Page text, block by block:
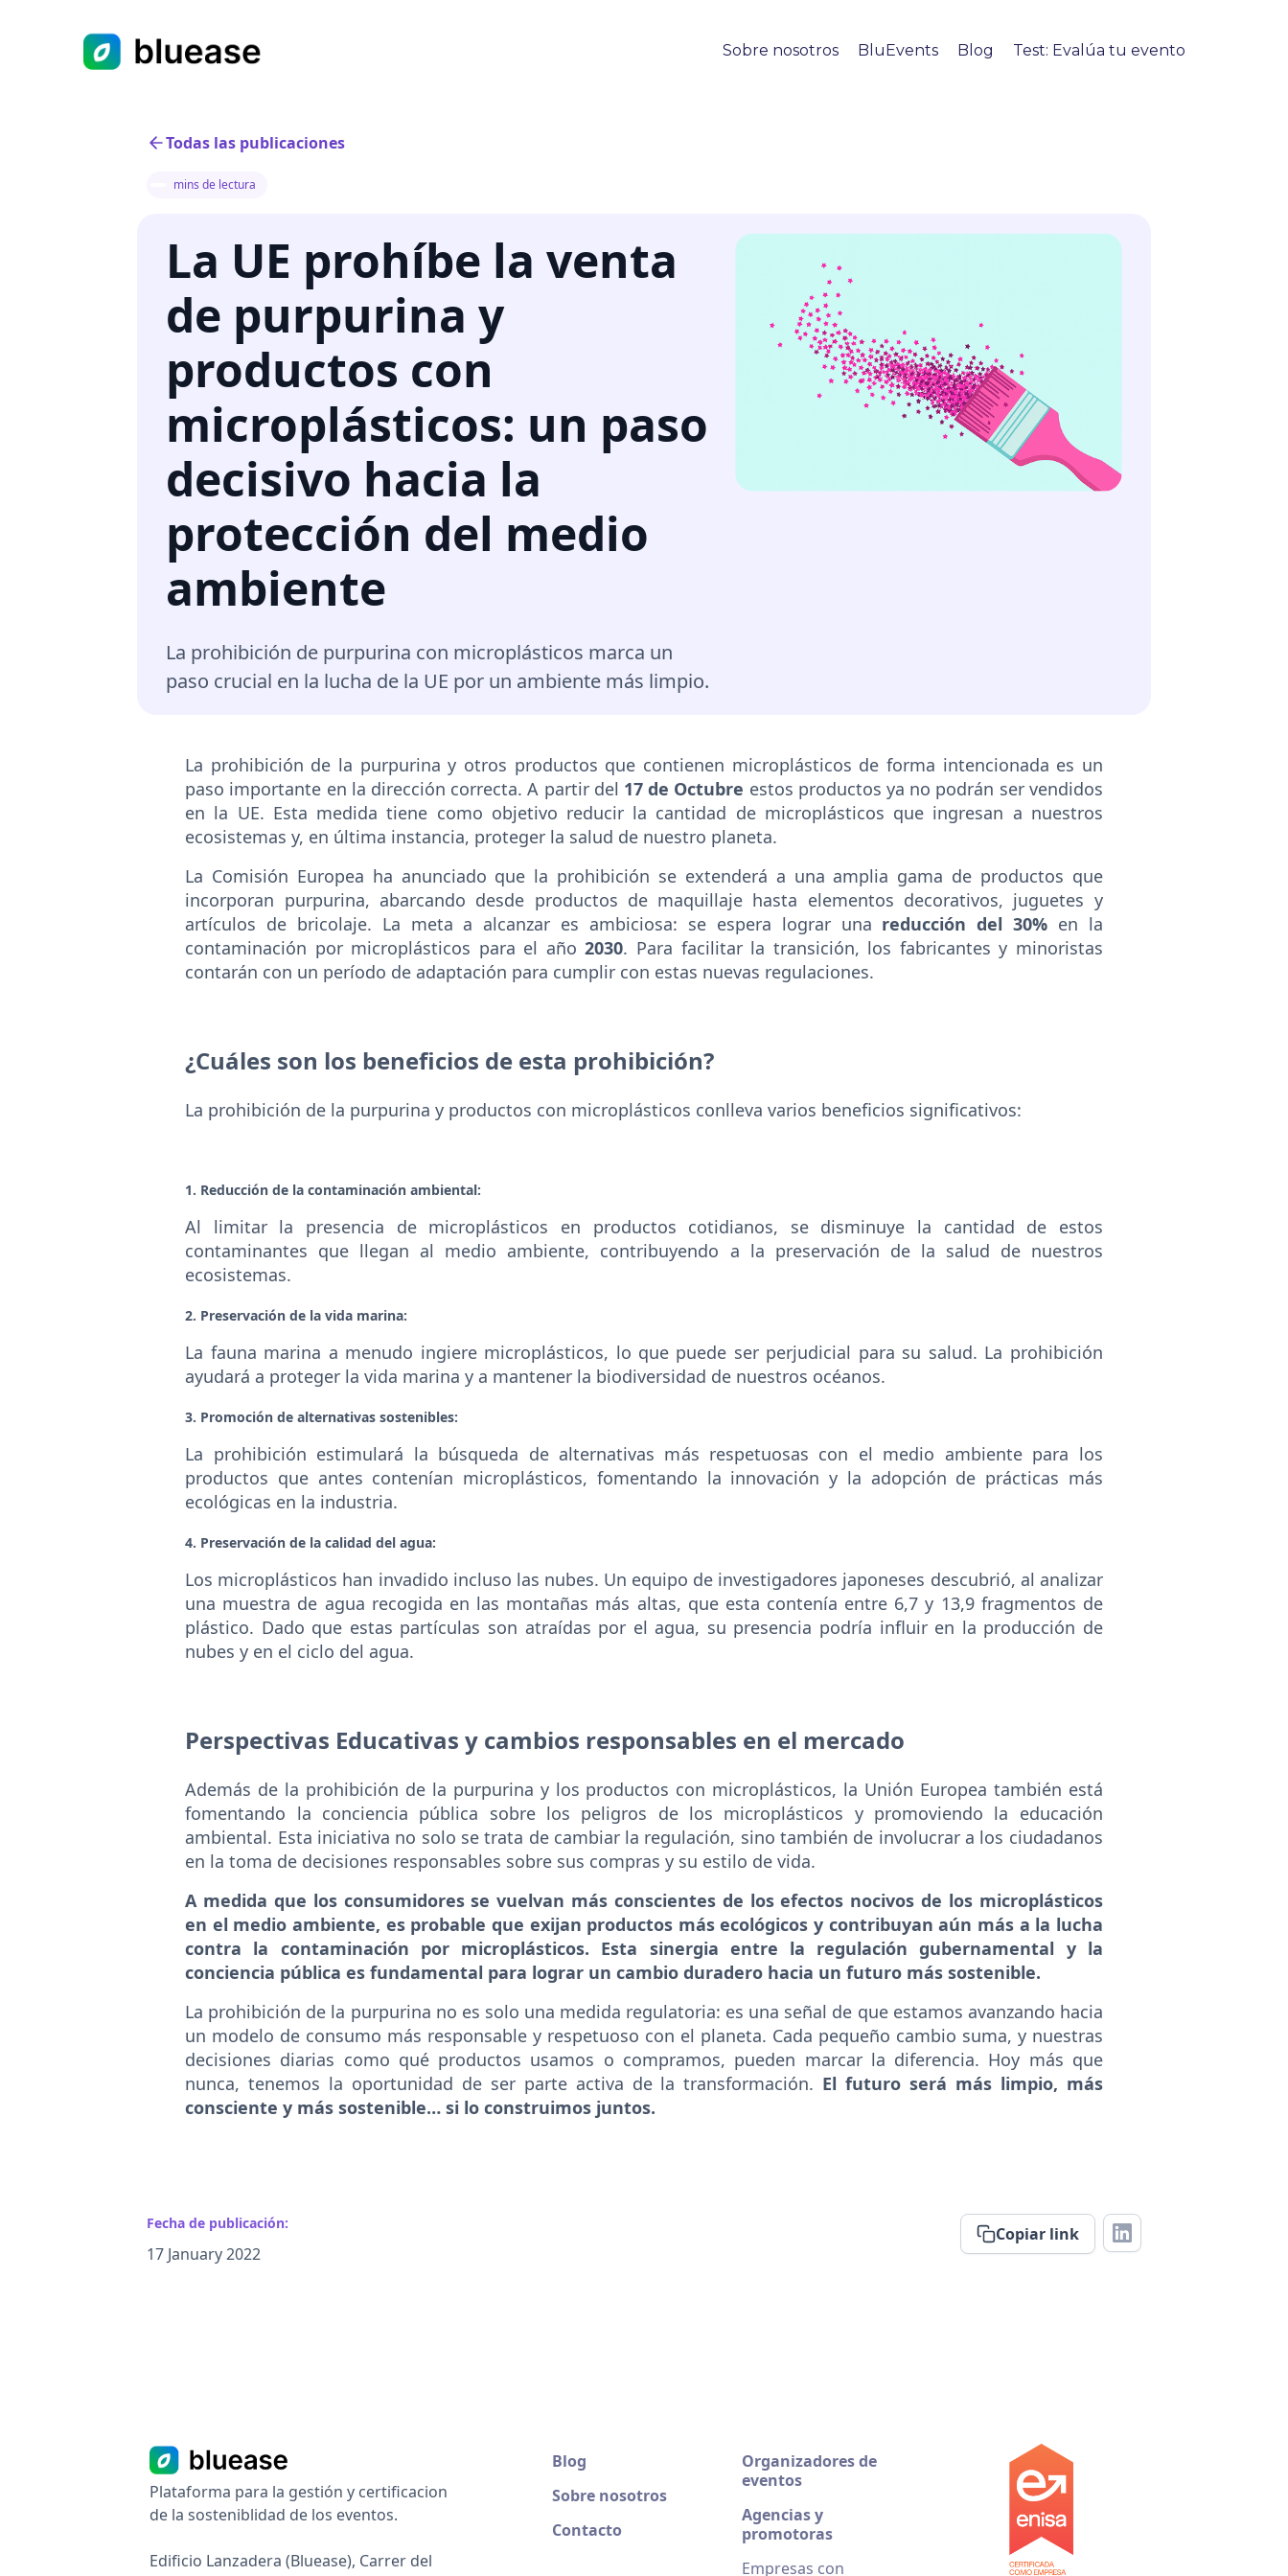
Sobre nosotros BluEvents Blog Test: Evalúa tu evento
Todas las publicaciones
mins de lectura
La UE prohíbe la venta
de purpurina y
productos con
microplásticos: un paso
decisivo hacia la
protección del medio
ambiente
La prohibición de purpurina con microplásticos marca un
paso crucial en la lucha de la UE por un ambiente más limpio.
La prohibición de la purpurina y otros productos que contienen microplásticos de forma intencionada es un
paso importante en la dirección correcta. A partir del 17 de Octubre estos productos ya no podrán ser vendidos
en la UE. Esta medida tiene como objetivo reducir la cantidad de microplásticos que ingresan a nuestros
ecosistemas y, en última instancia, proteger la salud de nuestro planeta.
La Comisión Europea ha anunciado que la prohibición se extenderá a una amplia gama de productos que
incorporan purpurina, abarcando desde productos de maquillaje hasta elementos decorativos, juguetes y
artículos de bricolaje. La meta a alcanzar es ambiciosa: se espera lograr una reducción del 30% en la
contaminación por microplásticos para el año 2030. Para facilitar la transición, los fabricantes y minoristas
contarán con un período de adaptación para cumplir con estas nuevas regulaciones.
¿Cuáles son los beneficios de esta prohibición?
La prohibición de la purpurina y productos con microplásticos conlleva varios beneficios significativos:
1. Reducción de la contaminación ambiental:
Al limitar la presencia de microplásticos en productos cotidianos, se disminuye la cantidad de estos
contaminantes que llegan al medio ambiente, contribuyendo a la preservación de la salud de nuestros
ecosistemas.
2. Preservación de la vida marina:
La fauna marina a menudo ingiere microplásticos, lo que puede ser perjudicial para su salud. La prohibición
ayudará a proteger la vida marina y a mantener la biodiversidad de nuestros océanos.
3. Promoción de alternativas sostenibles:
La prohibición estimulará la búsqueda de alternativas más respetuosas con el medio ambiente para los
productos que antes contenían microplásticos, fomentando la innovación y la adopción de prácticas más
ecológicas en la industria.
4. Preservación de la calidad del agua:
Los microplásticos han invadido incluso las nubes. Un equipo de investigadores japoneses descubrió, al analizar
una muestra de agua recogida en las montañas más altas, que esta contenía entre 6,7 y 13,9 fragmentos de
plástico. Dado que estas partículas son atraídas por el agua, su presencia podría influir en la producción de
nubes y en el ciclo del agua.
Perspectivas Educativas y cambios responsables en el mercado
Además de la prohibición de la purpurina y los productos con microplásticos, la Unión Europea también está
fomentando la conciencia pública sobre los peligros de los microplásticos y promoviendo la educación
ambiental. Esta iniciativa no solo se trata de cambiar la regulación, sino también de involucrar a los ciudadanos
en la toma de decisiones responsables sobre sus compras y su estilo de vida.
A medida que los consumidores se vuelvan más conscientes de los efectos nocivos de los microplásticos
en el medio ambiente, es probable que exijan productos más ecológicos y contribuyan aún más a la lucha
contra la contaminación por microplásticos. Esta sinergia entre la regulación gubernamental y la
conciencia pública es fundamental para lograr un cambio duradero hacia un futuro más sostenible.
La prohibición de la purpurina no es solo una medida regulatoria: es una señal de que estamos avanzando hacia
un modelo de consumo más responsable y respetuoso con el planeta. Cada pequeño cambio suma, y nuestras
decisiones diarias como qué productos usamos o compramos, pueden marcar la diferencia. Hoy más que
nunca, tenemos la oportunidad de ser parte activa de la transformación. El futuro será más limpio, más
consciente y más sostenible… si lo construimos juntos.
Fecha de publicación:
17 January 2022
Copiar link
Plataforma para la gestión y certificacion
de la sosteniblidad de los eventos.
Edificio Lanzadera (Bluease), Carrer del
Blog
Sobre nosotros
Contacto
Organizadores de
eventos
Agencias y
promotoras
Empresas con